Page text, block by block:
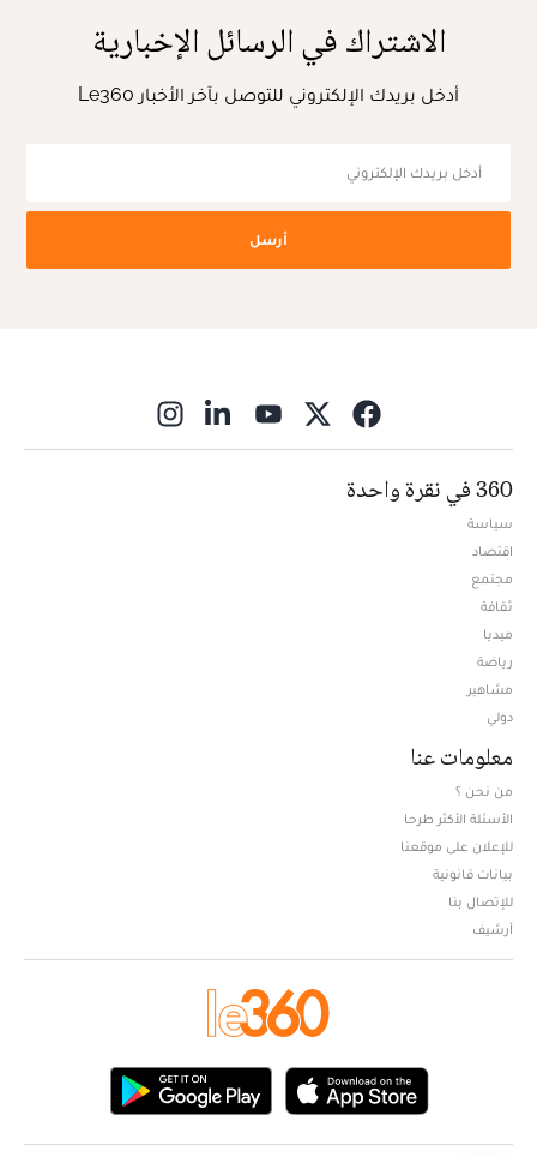
الاشتراك في الرسائل الإخبارية
أدخل بريدك الإلكتروني للتوصل بآخر الأخبار Le360
أرسل
360 في نقرة واحدة
سياسة
اقتصاد
مجتمع
ثقافة
ميديا
رياضة
مشاهير
دولي
معلومات عنا
من نحن ؟
الأسئلة الأكثر طرحا
للإعلان على موقعنا
بيانات قانونية
للإتصال بنا
أرشيف